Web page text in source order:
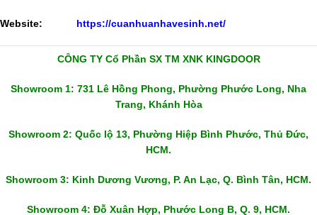
Website: https://cuanhuanhavesinh.net/
CÔNG TY Cổ Phần SX TM XNK KINGDOOR
Showroom 1: 731 Lê Hồng Phong, Phường Phước Long, Nha
Trang, Khánh Hòa
Showroom 2: Quốc lộ 13, Phường Hiệp Bình Phước, Thủ Đức,
HCM.
Showroom 3: Kinh Dương Vương, P. An Lạc, Q. Bình Tân, HCM.
Showroom 4: Đỗ Xuân Hợp, Phước Long B, Q. 9, HCM.